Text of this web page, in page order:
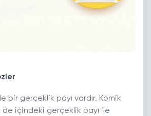
bir gerçeklik payı vardır. Komik
de içindeki gerçeklik payı ile